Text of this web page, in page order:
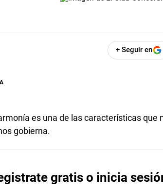
+ Seguir en
es una de las características que
gobierna.
gratis o inicia